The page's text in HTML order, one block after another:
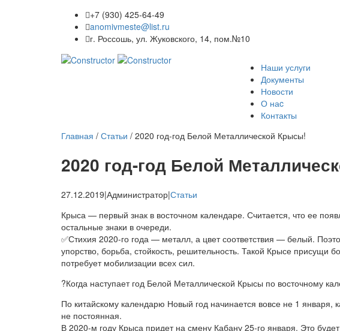
+7 (930) 425-64-49
anomivmeste@list.ru
г. Россошь, ул. Жуковского, 14, пом.№10
Наши услуги
Документы
Новости
О наc
Контакты
Главная / Статьи / 2020 год-год Белой Металлической Крысы!
2020 год-год Белой
27.12.2019|Администратор|Статьи
Крыса — первый знак в восточном календаре. Считается, что ее
остальные знаки в очереди.
✅Стихия 2020-го года — металл, а цвет соответствия — белый.
упорство, борьба, стойкость, решительность. Такой Крысе присущи
потребует мобилизации всех сил.
?Когда наступает год Белой Металлической Крысы по восточному
По китайскому календарю Новый год начинается вовсе не 1
не постоянная.
В 2020-м году Крыса придет на смену Кабану 25-го января. Это